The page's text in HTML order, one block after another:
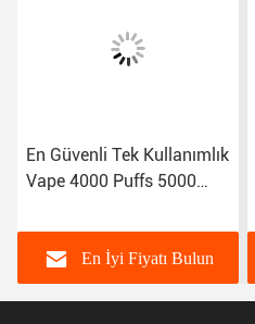
En Güvenli Tek Kullanımlık
Vape 4000 Puffs 5000
E Sigara
En İyi Fiyatı Bulun